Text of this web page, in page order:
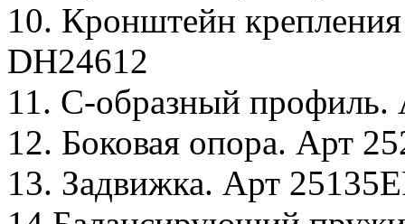
10. Кронштейн
DH24612
11. С-образный
12. Боковая опора. Арт
13. Задвижка. Арт